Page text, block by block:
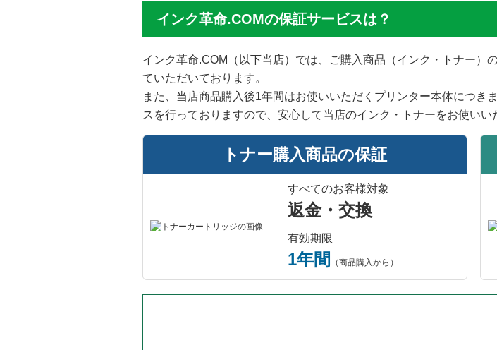
インク革命.COMの保証サービスは？
インク革命.COM（以下当店）では、ご購入商品（インク・トナー
ていただいております。
また、当店商品購入後1年間はお使いいただくプリンター本体につ
スを行っておりますので、安心して当店のインク・トナーをお使いい
トナー購入商品の保証
すべてのお客様対象
返金・交換
有効期限
1年間 （商品購入から）